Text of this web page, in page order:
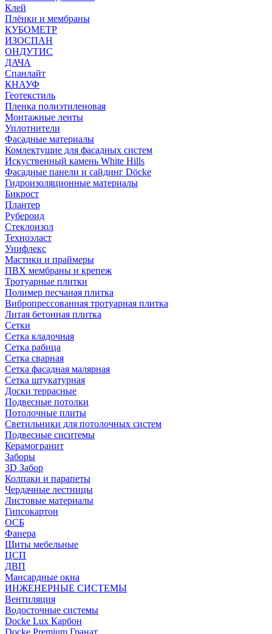
Клей
Плёнки и мембраны
КУБОМЕТР
ИЗОСПАН
ОНДУТИС
ДАЧА
Спанлайт
КНАУФ
Геотекстиль
Пленка полиэтиленовая
Монтажные ленты
Уплотнители
Фасадные материалы
Комлектущие для фасадных систем
Искуственный камень White Hills
Фасадные панели и сайдинг Döcke
Гидроизоляционные материалы
Бикрост
Плантер
Рубероид
Стеклоизол
Техноэласт
Унифлекс
Мастики и праймеры
ПВХ мембраны и крепеж
Тротуарные плитки
Полимер песчаная плитка
Вибропрессованная тротуарная плитка
Литая бетонная плитка
Сетки
Сетка кладочная
Сетка рабица
Сетка сварная
Сетка фасадная малярная
Сетка штукатурная
Доски террасные
Подвесные потолки
Потолочные плиты
Светильники для потолочных систем
Подвесные сиситемы
Керамогранит
Заборы
3D Забор
Колпаки и парапеты
Чердачные лестницы
Листовые материалы
Гипсокартон
ОСБ
Фанера
Щиты мебельные
ЦСП
ДВП
Мансардные окна
ИНЖЕНЕРНЫЕ СИСТЕМЫ
Вентиляция
Водосточные системы
Docke Lux Карбон
Docke Premium Гранат